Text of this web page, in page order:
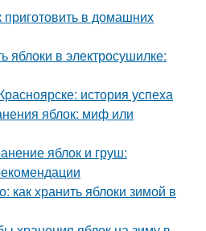
в домашних
яблоки в электросушилке:
история успеха
яблок: миф или
яблок и груш:
как хранить яблоки зимой в